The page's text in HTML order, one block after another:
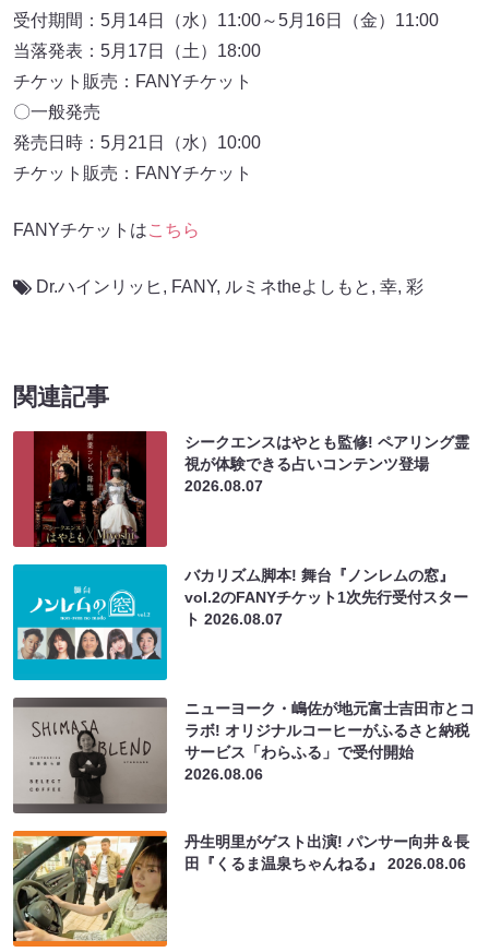
受付期間：5月14日（水）11:00～5月16日（金）11:00
当落発表：5月17日（土）18:00
チケット販売：FANYチケット
〇一般発売
発売日時：5月21日（水）10:00
チケット販売：FANYチケット
FANYチケットはこちら
Dr.ハインリッヒ , FANY, ルミネtheよしもと , 幸, 彩
関連記事
シークエンスはやとも監修! ペアリング霊
視が体験できる占いコンテンツ登場
2026.08.07
バカリズム脚本! 舞台『ノンレムの窓』
vol.2のFANYチケット1次先行受付スター
ト2026.08.07
ニューヨーク・嶋佐が地元富士吉田市とコ
ラボ! オリジナルコーヒーがふるさと納税
サービス「わらふる」で受付開始
2026.08.06
丹生明里がゲスト出演! パンサー向井＆長
田『くるま温泉ちゃんねる』2026.08.06